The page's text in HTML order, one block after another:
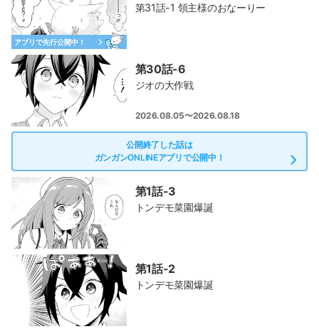
アプリで先行公開中！
第31話-1 領主様のおなーりー
第30話-6
ジオの大作戦
2026.08.05〜2026.08.18
公開終了した話は
ガンガンONLINEアプリで公開中！
第1話-3
トンデモ菜園爆誕
第1話-2
トンデモ菜園爆誕